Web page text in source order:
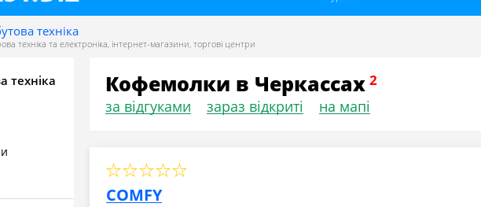
техніка
техніка та електроніка, інтернет-магазини, торгові центри
техніка Кофемолки в Черкассах
за відгуками зараз відкриті на мапі
COMFY